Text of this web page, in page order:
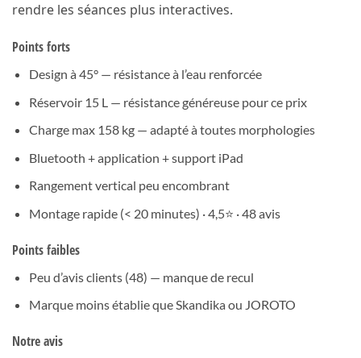
rendre les séances plus interactives.
Points forts
Design à 45° — résistance à l’eau renforcée
Réservoir 15 L — résistance généreuse pour ce prix
Charge max 158 kg — adapté à toutes morphologies
Bluetooth + application + support iPad
Rangement vertical peu encombrant
Montage rapide (< 20 minutes) · 4,5⭐ · 48 avis
Points faibles
Peu d’avis clients (48) — manque de recul
Marque moins établie que Skandika ou JOROTO
Notre avis